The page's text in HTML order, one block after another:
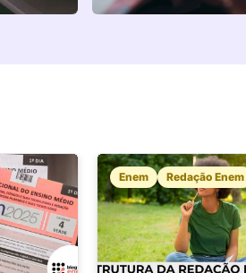
Enem Redação Enem